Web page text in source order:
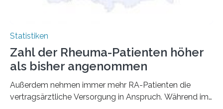
Statistiken
Zahl der Rheuma-Patienten höher
als bisher angenommen
Außerdem nehmen immer mehr RA-Patienten die
vertragsärztliche Versorgung in Anspruch. Während im